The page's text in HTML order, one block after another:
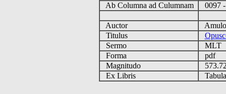
Ab Columna ad Culumnam
0097
Auctor
Titulus
Sermo
MLT
Forma
pdf
Magnitudo
Ex Libris